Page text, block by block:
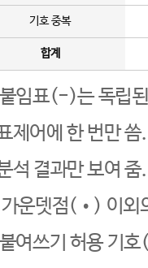
기호 중복
합계
임표(-)는 독립된
제어에 한 번만
석 결과만 보여
운뎃점(•) 이외
여쓰기 허용 기호